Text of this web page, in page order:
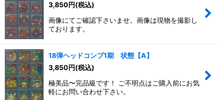
3,850円(税込)
画像にてご確認下さいませ。画像は現物を撮影し
ております。
18弾ヘッドコンプ1期 状態【A】
3,850円(税込)
極美品〜完品級です！ ご不明点はご購入前にお気
軽にお問い合わせ下さい。